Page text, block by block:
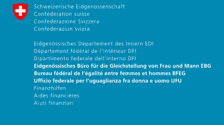
Eidgenössische Büro für die